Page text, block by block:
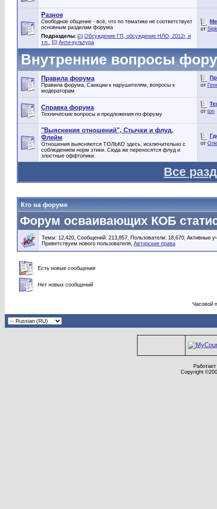
Разное
Свободное общение - всё, что по тематике не соответствует
основным разделам форума
Подразделы:
Обсуждение ГП, обсуждение НЛО, 2012г, и
т.п.
Анти-культура
от
Внутренние вопросы
Правила форума
Правила форума, Санкции к нарушителям, вопросы к
модераторам
от
Справка форума
Технические вопросы и предложения по форуму
от ton
"Выяснения отношений", Стычки и флуд,
Флейм
Отношения выясняются ТОЛЬКО здесь, исключительно с
соблюдением норм этики. Сюда же переносятся флуд и
злостные оффтопики.
от
Все
Кто на форуме
Форум осваивающих КОБ
Темы: 12,420, Сообщений: 213,857, Пользователи: 18,670, Активные
Приветствуем нового пользователя, Авторские права
Есть новые сообщения
Нет новых сообщений
Часовой
Copyright